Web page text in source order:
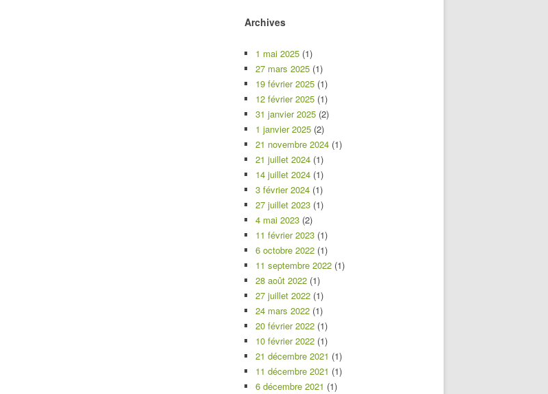
Archives
1 mai 2025 (1)
27 mars 2025 (1)
19 février 2025 (1)
12 février 2025 (1)
31 janvier 2025 (2)
1 janvier 2025 (2)
21 novembre 2024 (1)
21 juillet 2024 (1)
14 juillet 2024 (1)
3 février 2024 (1)
27 juillet 2023 (1)
4 mai 2023 (2)
11 février 2023 (1)
6 octobre 2022 (1)
11 septembre 2022 (1)
28 août 2022 (1)
27 juillet 2022 (1)
24 mars 2022 (1)
20 février 2022 (1)
10 février 2022 (1)
21 décembre 2021 (1)
11 décembre 2021 (1)
6 décembre 2021 (1)